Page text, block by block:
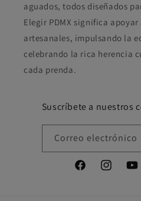
aguados, todos diseñados
Elegir PDMX significa
artesanales, impulsando la
celebrando la rica herencia
cada prenda.
Suscríbete a nuestros
Correo electrónico
FacebookInstagram